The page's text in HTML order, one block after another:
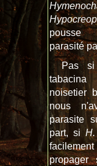
parasité
Pas si
noisetier
nous
parasite
part, si